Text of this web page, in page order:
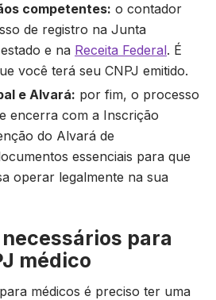
competentes: o contador
de registro na Junta
e na Receita Federal. É
você terá seu CNPJ emitido.
e Alvará: por fim, o processo
encerra com a Inscrição
do Alvará de
essenciais para que
operar legalmente na sua
para
médico
médicos é preciso ter uma